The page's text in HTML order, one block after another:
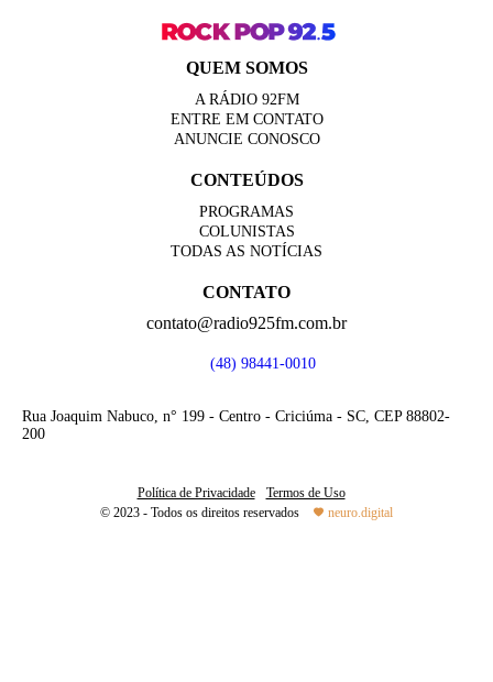
QUEM SOMOS
A RÁDIO 92FM
ENTRE EM CONTATO
ANUNCIE CONOSCO
CONTEÚDOS
PROGRAMAS
COLUNISTAS
TODAS AS NOTÍCIAS
CONTATO
contato@radio925fm.com.br
(48) 98441-0010
Rua Joaquim Nabuco, n° 199 - Centro - Criciúma - SC, CEP 88802-
200
Política de Privacidade
Termos de Uso
© 2023 - Todos os direitos reservados
neuro.digital